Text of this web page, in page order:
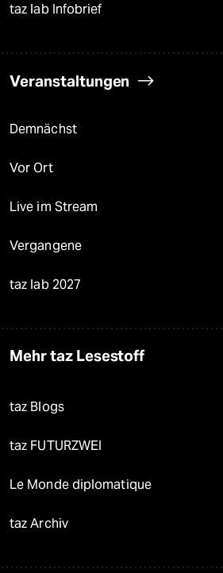
taz lab Infobrief
Veranstaltungen
Demnächst
Vor Ort
Live im Stream
Vergangene
taz lab 2027
Mehr taz Lesestoff
taz Blogs
taz FUTURZWEI
Le Monde diplomatique
taz Archiv